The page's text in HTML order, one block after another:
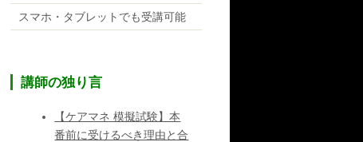
スマホ・タブレットでも受講可能
講師の独り言
【ケアマネ 模擬試験】本
番前に受けるべき理由と合